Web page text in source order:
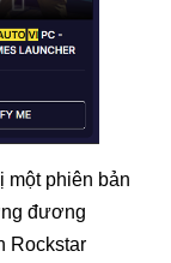
một phiên bản
đương
Rockstar